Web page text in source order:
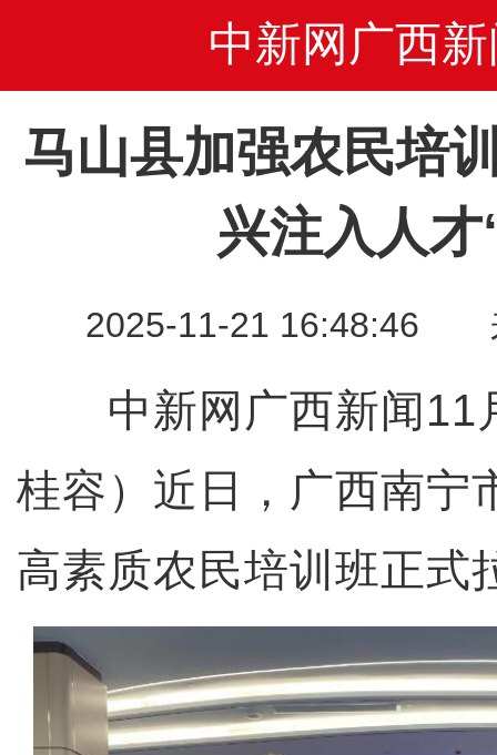
中新网广西新
马山县加强农民培
兴注入人才
2025-11-21 16:48:46
中新网广西新闻11
桂容）近日，广西南宁
高素质农民培训班正式